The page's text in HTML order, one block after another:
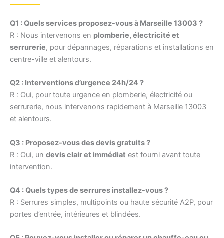
Q1 : Quels services proposez-vous à Marseille 13003 ?
R : Nous intervenons en plomberie, électricité et
serrurerie, pour dépannages, réparations et installations en
centre-ville et alentours.
Q2 : Interventions d’urgence 24h/24 ?
R : Oui, pour toute urgence en plomberie, électricité ou
serrurerie, nous intervenons rapidement à Marseille 13003
et alentours.
Q3 : Proposez-vous des devis gratuits ?
R : Oui, un devis clair et immédiat est fourni avant toute
intervention.
Q4 : Quels types de serrures installez-vous ?
R : Serrures simples, multipoints ou haute sécurité A2P, pour
portes d’entrée, intérieures et blindées.